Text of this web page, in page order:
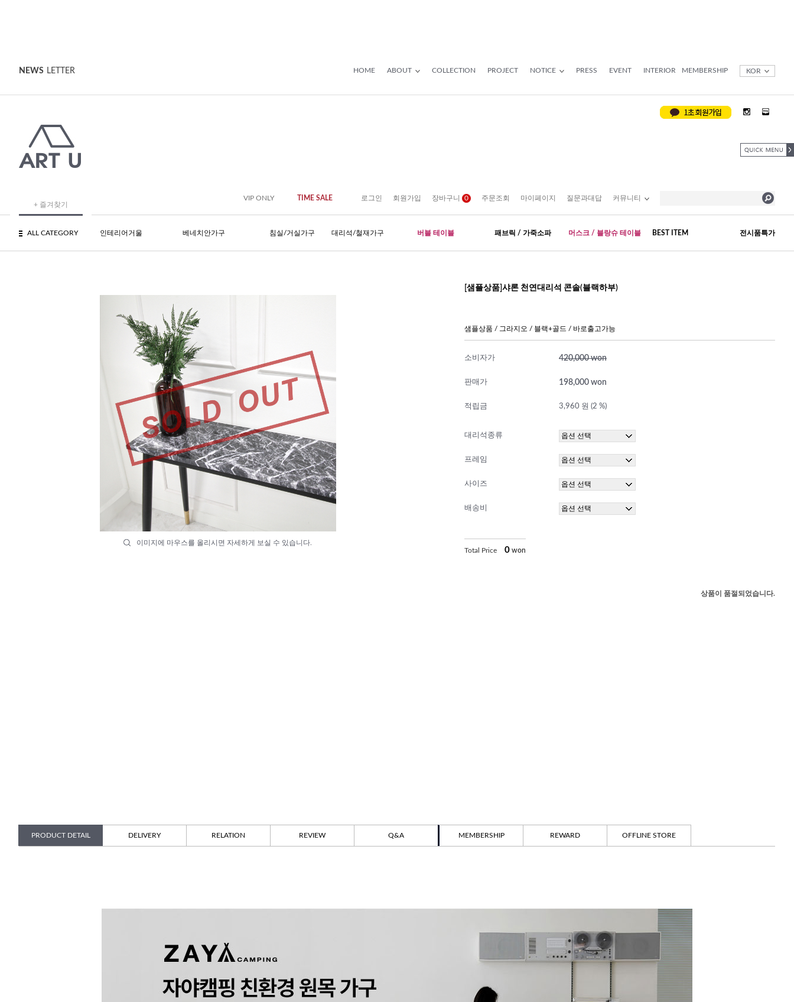
NEWS LETTER HOME ABOUT COLLECTION PROJECT NOTICE PRESS EVENT INTERIOR MEMBERSHIP KOR
+ 즐겨찾기
VIP ONLY TIME SALE 로그인 회원가입 장바구니 0 주문조회 마이페이지 질문과대답 커뮤니티
ALL CATEGORY 인테리어거울 베네치안가구 침실/거실가구 대리석/철재가구 버블 테이블 패브릭 / 가죽소파 머스크 / 블랑슈 테이블 BEST ITEM 전시품특가
이미지에 마우스를 올리시면 자세하게 보실 수 있습니다.
[샘플상품]샤론 천연대리석 콘솔(블랙하부)
샘플상품 / 그라지오 / 블랙+골드 / 바로출고가능
소비자가 420,000 won
판매가 198,000 won
적립금 3,960 원 (2 %)
대리석종류
프레임
사이즈
배송비
Total Price 0 won
상품이 품절되었습니다.
PRODUCT DETAIL DELIVERY RELATION REVIEW Q&A MEMBERSHIP REWARD OFFLINE STORE